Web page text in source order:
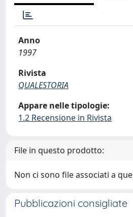
Anno
1997
Rivista
QUALESTORIA
Appare nelle tipologie:
1.2 Recensione in Rivista
File in questo prodotto:
Non ci sono file associati a
Pubblicazioni consigliate